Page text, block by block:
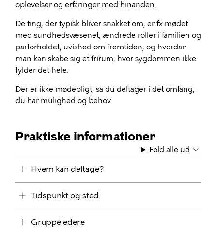
oplevelser og erfaringer med hinanden.
De ting, der typisk bliver snakket om, er fx mødet
med sundhedsvæsenet, ændrede roller i familien og
parforholdet, uvished om fremtiden, og hvordan
man kan skabe sig et frirum, hvor sygdommen ikke
fylder det hele.
Der er ikke mødepligt, så du deltager i det omfang,
du har mulighed og behov.
Praktiske informationer
Fold alle ud
Hvem kan deltage?
Tidspunkt og sted
Gruppeledere